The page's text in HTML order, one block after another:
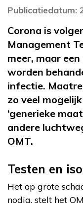
Publicatiedatum:
Corona is
Management
meer, maar
worden
infectie.
zo veel
‘generieke
andere
OMT.
Testen en
Het op grote
nodig, stelt het